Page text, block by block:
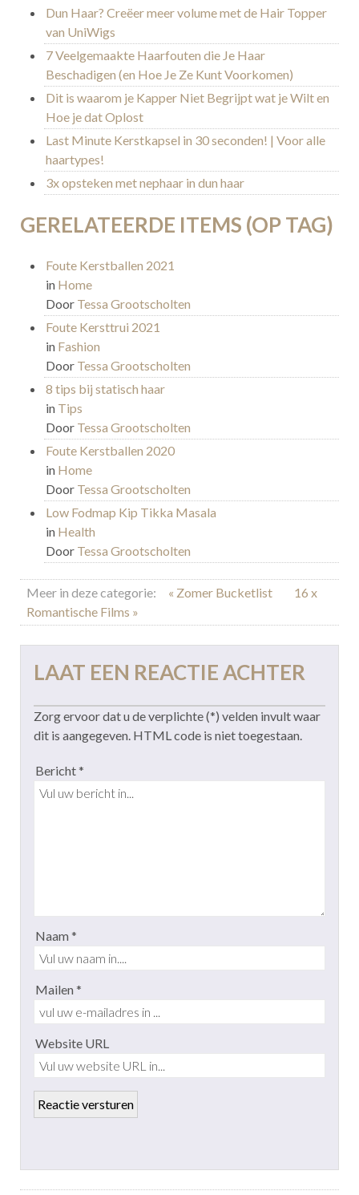
Dun Haar? Creëer meer volume met de Hair Topper
van UniWigs
7 Veelgemaakte Haarfouten die Je Haar
Beschadigen (en Hoe Je Ze Kunt Voorkomen)
Dit is waarom je Kapper Niet Begrijpt wat je Wilt en
Hoe je dat Oplost
Last Minute Kerstkapsel in 30 seconden! | Voor alle
haartypes!
3x opsteken met nephaar in dun haar
GERELATEERDE ITEMS (OP TAG)
Foute Kerstballen 2021
in Home
Door Tessa Grootscholten
Foute Kersttrui 2021
in Fashion
Door Tessa Grootscholten
8 tips bij statisch haar
in Tips
Door Tessa Grootscholten
Foute Kerstballen 2020
in Home
Door Tessa Grootscholten
Low Fodmap Kip Tikka Masala
in Health
Door Tessa Grootscholten
Meer in deze categorie: « Zomer Bucketlist
16 x
Romantische Films »
LAAT EEN REACTIE ACHTER
Zorg ervoor dat u de verplichte (*) velden invult waar
dit is aangegeven. HTML code is niet toegestaan.
Bericht *
Naam *
Mailen *
Website URL